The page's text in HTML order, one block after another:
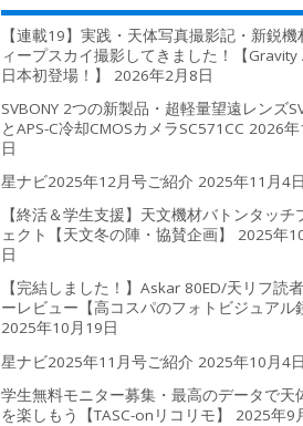
【連載19】実践・天体写真撮影記・新鋭
ィープスカイ撮影してきました！【Gravity
日本初登場！】
2026年2月8日
SVBONY 2つの新製品・超軽量望遠レンズ
とAPS-C冷却CMOSカメラSC571CC 2026
日
星ナビ2025年12月号ご紹介 2025年11月4日
【終活＆学生支援】天文機材バトンタッチ
ェクト【天文冬の陣・協賛企画】
2025年
日
【完結しました！】Askar 80ED/天リフ読
ーレビュー【高コスパのフォトビジュアル
2025年10月19日
星ナビ2025年11月号ご紹介 2025年10月4日
学生無料モニター募集・最高のデータで天
を楽しもう【TASC-onリコリモ】
2025年9